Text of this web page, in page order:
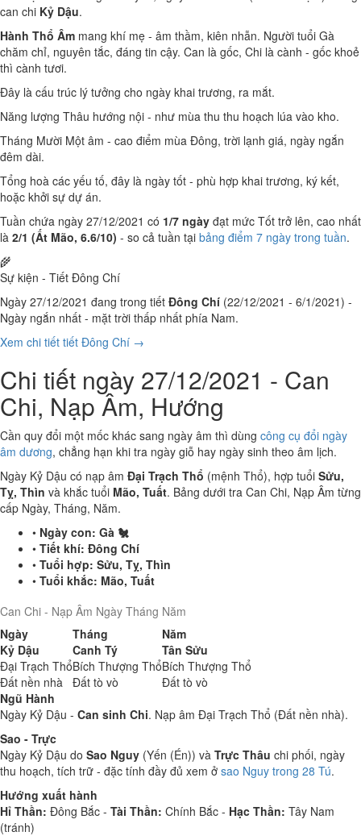
can chi Kỷ Dậu.
Hành Thổ Âm mang khí mẹ - âm thầm, kiên nhẫn. Người tuổi Gà
chăm chỉ, nguyên tắc, đáng tin cậy. Can là gốc, Chi là cành - gốc khoẻ
thì cành tươi.
Đây là cấu trúc lý tưởng cho ngày khai trương, ra mắt.
Năng lượng Thâu hướng nội - như mùa thu thu hoạch lúa vào kho.
Tháng Mười Một âm - cao điểm mùa Đông, trời lạnh giá, ngày ngắn
đêm dài.
Tổng hoà các yếu tố, đây là ngày tốt - phù hợp khai trương, ký kết,
hoặc khởi sự dự án.
Tuần chứa ngày 27/12/2021 có 1/7 ngày đạt mức Tốt trở lên, cao nhất
là 2/1 (Ất Mão, 6.6/10) - so cả tuần tại bảng điểm 7 ngày trong tuần.
🌾
Sự kiện - Tiết Đông Chí
Ngày 27/12/2021 đang trong tiết Đông Chí (22/12/2021 - 6/1/2021) -
Ngày ngắn nhất - mặt trời thấp nhất phía Nam.
Xem chi tiết tiết Đông Chí →
Chi tiết ngày 27/12/2021 - Can
Chi, Nạp Âm, Hướng
Cần quy đổi một mốc khác sang ngày âm thì dùng công cụ đổi ngày
âm dương, chẳng hạn khi tra ngày giỗ hay ngày sinh theo âm lịch.
Ngày Kỷ Dậu có nạp âm Đại Trạch Thổ (mệnh Thổ), hợp tuổi Sửu,
Tỵ, Thìn và khắc tuổi Mão, Tuất. Bảng dưới tra Can Chi, Nạp Âm từng
cấp Ngày, Tháng, Năm.
• Ngày con: Gà 🐔
• Tiết khí: Đông Chí
• Tuổi hợp: Sửu, Tỵ, Thìn
• Tuổi khắc: Mão, Tuất
Can Chi - Nạp Âm Ngày Tháng Năm
Ngày
Tháng
Năm
Kỷ Dậu
Canh Tý
Tân Sửu
Đại Trạch ThổBích Thượng ThổBích Thượng Thổ
Đất nền nhà Đất tò vò
Đất tò vò
Ngũ Hành
Ngày Kỷ Dậu - Can sinh Chi. Nạp âm Đại Trạch Thổ (Đất nền nhà).
Sao - Trực
Ngày Kỷ Dậu do Sao Nguy (Yến (Én)) và Trực Thâu chi phối, ngày
thu hoạch, tích trữ - đặc tính đầy đủ xem ở sao Nguy trong 28 Tú.
Hướng xuất hành
Hỉ Thần: Đông Bắc - Tài Thần: Chính Bắc - Hạc Thần: Tây Nam
(tránh)